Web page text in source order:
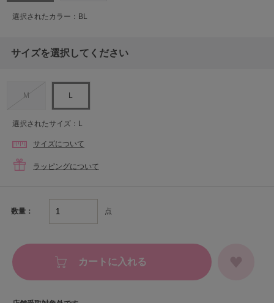
選択されたカラー：BL
サイズを選択してください
M L
選択されたサイズ：L
サイズについて
ラッピングについて
数量： 点
カートに入れる